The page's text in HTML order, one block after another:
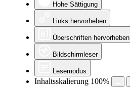
Hohe Sättigung
Links hervorheben
Überschriften hervorheben
Bildschirmleser
Lesemodus
Inhaltsskalierung 100%